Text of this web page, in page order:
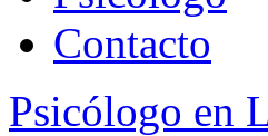
Contacto
Psicólogo en